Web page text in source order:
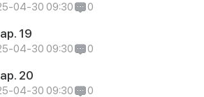
04-30 09:30 0
19
04-30 09:30 0
20
04-30 09:30 0